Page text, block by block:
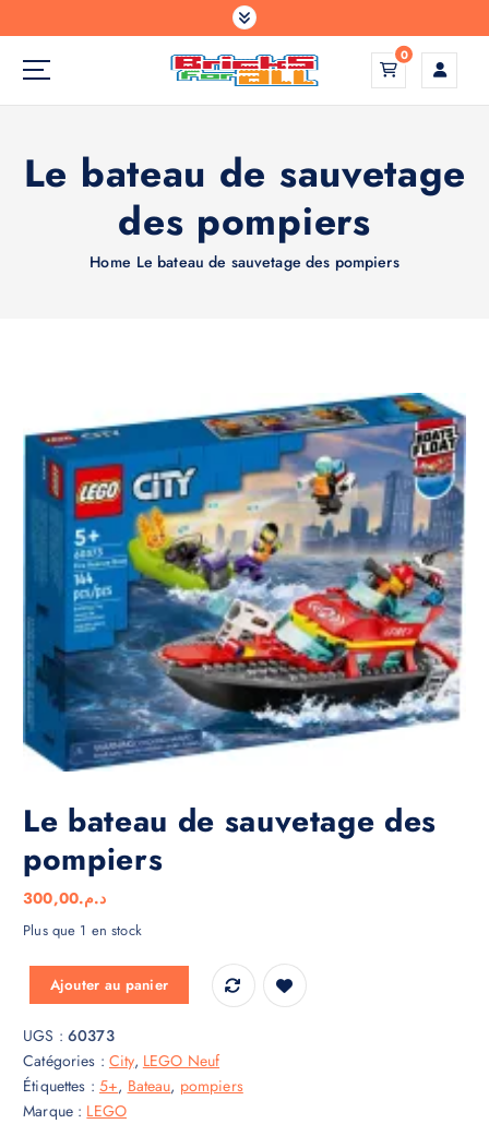
k
t
Construisez votre monde comme vous l'avez imaginé
0
Le bateau de sauvetage
des pompiers
Home Le bateau de sauvetage des pompiers
Le bateau de sauvetage des
pompiers
د.م.300,00
Plus que 1 en stock
quantité de Le bateau de sauvetage des pompiers
Ajouter au panier
UGS : 60373
Catégories : City, LEGO Neuf
Étiquettes : 5+, Bateau, pompiers
Marque : LEGO